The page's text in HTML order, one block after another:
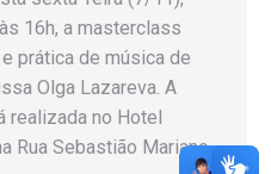
16h, a masterclass
prática de música de
Olga Lazareva. A
realizada no Hotel
Rua Sebastião Mariano